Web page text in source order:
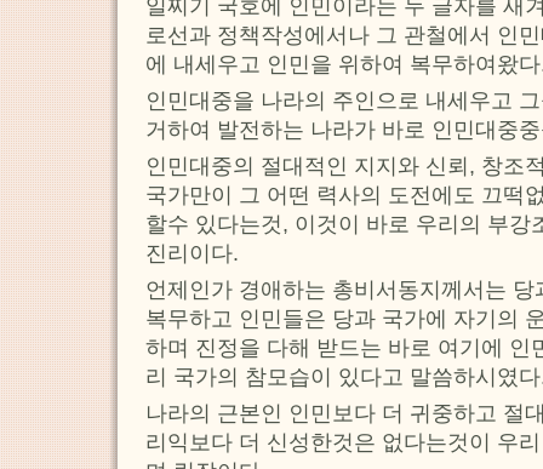
일찌기 국호에 인민이라는 두 글자를 새
로선과 정책작성에서나 그 관철에서 인
에 내세우고 인민을 위하여 복무하여왔
인민대중을 나라의 주인으로 내세우고
거하여 발전하는 나라가 바로 인민대중
인민대중의 절대적인 지지와 신뢰, 창조
국가만이 그 어떤 력사의 도전에도 끄떡
할수 있다는것, 이것이 바로 우리의 부강
진리이다.
언제인가 경애하는 총비서동지께서는
복무하고 인민들은 당과 국가에 자기의
하며 진정을 다해 받드는 바로 여기에 인
리 국가의 참모습이 있다고 말씀하시였
나라의 근본인 인민보다 더 귀중하고 절
리익보다 더 신성한것은 없다는것이 우